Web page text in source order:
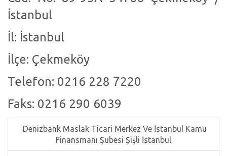
Denizbank Maslak Ticari Merkez Ve İstanbul Kamu
Finansmanı Şubesi Şişli İstanbul
İstanbul
İl: İstanbul
İlçe: Çekmeköy
Telefon: 0216 228 7220
Faks: 0216 290 6039